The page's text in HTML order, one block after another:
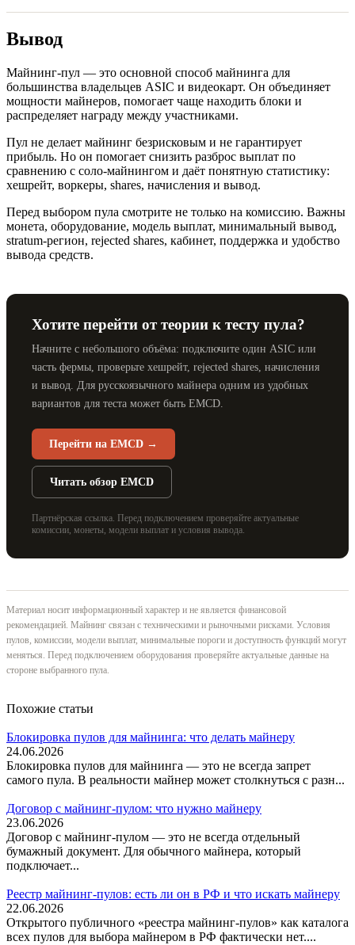
Вывод
Майнинг-пул — это основной способ майнинга для
большинства владельцев ASIC и видеокарт. Он объединяет
мощности майнеров, помогает чаще находить блоки и
распределяет награду между участниками.
Пул не делает майнинг безрисковым и не гарантирует
прибыль. Но он помогает снизить разброс выплат по
сравнению с соло-майнингом и даёт понятную статистику:
хешрейт, воркеры, shares, начисления и вывод.
Перед выбором пула смотрите не только на комиссию. Важны
монета, оборудование, модель выплат, минимальный вывод,
stratum-регион, rejected shares, кабинет, поддержка и удобство
вывода средств.
Хотите перейти от теории к тесту пула?
Начните с небольшого объёма: подключите один ASIC или
часть фермы, проверьте хешрейт, rejected shares, начисления
и вывод. Для русскоязычного майнера одним из удобных
вариантов для теста может быть EMCD.
Перейти на EMCD →
Читать обзор EMCD
Партнёрская ссылка. Перед подключением проверяйте актуальные
комиссии, монеты, модели выплат и условия вывода.
Материал носит информационный характер и не является финансовой
рекомендацией. Майнинг связан с техническими и рыночными рисками. Условия
пулов, комиссии, модели выплат, минимальные пороги и доступность функций могут
меняться. Перед подключением оборудования проверяйте актуальные данные на
стороне выбранного пула.
Похожие статьи
Блокировка пулов для майнинга: что делать майнеру
24.06.2026
Блокировка пулов для майнинга — это не всегда запрет
самого пула. В реальности майнер может столкнуться с разн...
Договор с майнинг-пулом: что нужно майнеру
23.06.2026
Договор с майнинг-пулом — это не всегда отдельный
бумажный документ. Для обычного майнера, который
подключает...
Реестр майнинг-пулов: есть ли он в РФ и что искать майнеру
22.06.2026
Открытого публичного «реестра майнинг-пулов» как каталога
всех пулов для выбора майнером в РФ фактически нет....